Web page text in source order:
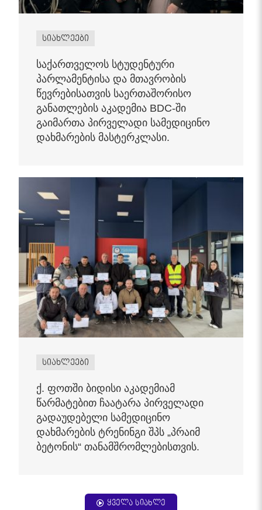
სიახლეები
საქართველოს სტუდენტური
პარლამენტისა და მთავრობის
წევრებისათვის საერთაშორისო
განათლების აკადემია BDC-ში
გაიმართა პირველადი სამედიცინო
დახმარების მასტერკლასი.
სიახლეები
ქ. ფოთში ბიდისი აკადემიამ
წარმატებით ჩაატარა პირველადი
გადაუდებელი სამედიცინო
დახმარების ტრენინგი შპს „პრაიმ
ბეტონის“ თანამშრომლებისთვის.
ყველა სიახლე